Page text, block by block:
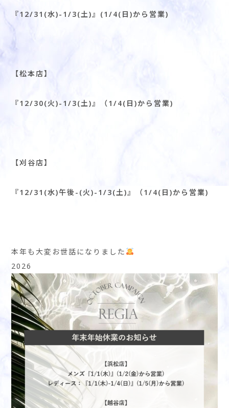
『12/31(水)-1/3(土)』(1/4( 日 )から営業)
【松本店】
『12/30(火)-1/3(土)』 （1/4( 日 )から営業)
【刈谷店】
『12/31(水)午後 -(火)-1/3(土)』 （1/4( 日 )から営業)
本年も大変お世話になりました
2026